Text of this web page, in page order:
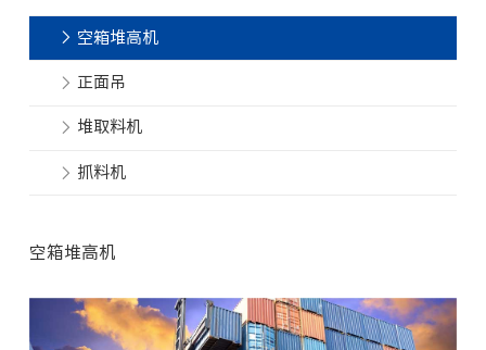
空箱堆高机
正面吊
堆取料机
抓料机
空箱堆高机